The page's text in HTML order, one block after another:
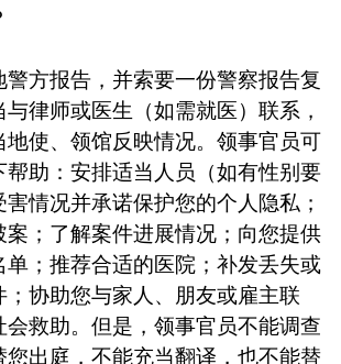
方报告，并索要一份警察报告复
律师或医生（如需就医）联系，
地使、领馆反映情况。领事官员可
帮助：安排适当人员（如有性别要
情况并承诺保护您的个人隐私；
案；了解案件进展情况；向您提供
单；推荐合适的医院；补发丢失或
；协助您与家人、朋友或雇主联
会救助。但是，领事官员不能调查
您出庭，不能充当翻译，也不能替